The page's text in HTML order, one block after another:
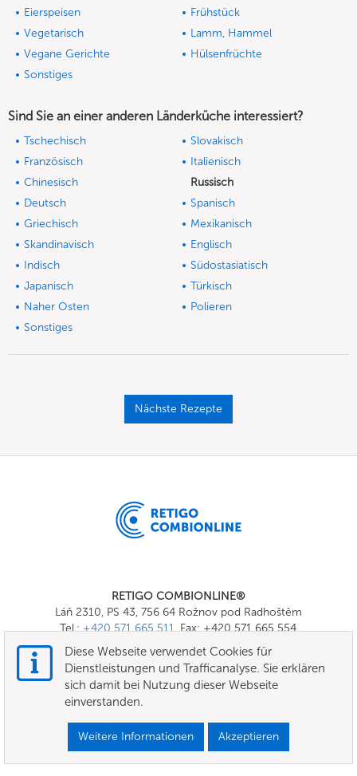
Eierspeisen
Frühstück
Vegetarisch
Lamm, Hammel
Vegane Gerichte
Hülsenfrüchte
Sonstiges
Sind Sie an einer anderen Länderküche interessiert?
Tschechisch
Slovakisch
Französisch
Italienisch
Chinesisch
Russisch
Deutsch
Spanisch
Griechisch
Mexikanisch
Skandinavisch
Englisch
Indisch
Südostasiatisch
Japanisch
Türkisch
Naher Osten
Polieren
Sonstiges
Nächste Rezepte
RETIGO COMBIONLINE®
Láň 2310, PS 43, 756 64 Rožnov pod Radhoštěm
Tel.:+420 571 665 511, Fax: +420 571 665 554
E-mail:
info@combionline.com
Nutzungsbedingungen
Diese Webseite verwendet Cookies für
Dienstleistungen und Trafficanalyse. Sie erklären
sich damit bei Nutzung dieser Webseite
einverstanden.
Weitere Informationen Akzeptieren